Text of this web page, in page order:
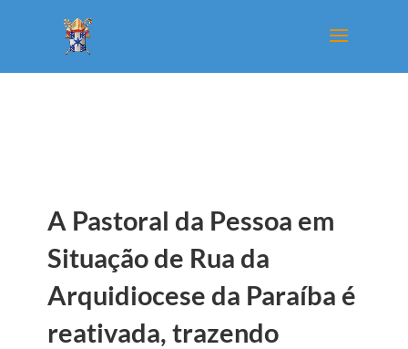
A Pastoral da Pessoa em
Situação de Rua da
Arquidiocese da Paraíba é
reativada, trazendo